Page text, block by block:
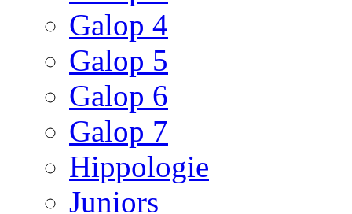
Galop 4
Galop 5
Galop 6
Galop 7
Hippologie
Juniors